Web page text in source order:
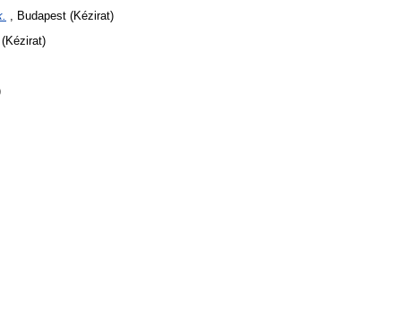
, Budapest (Kézirat)